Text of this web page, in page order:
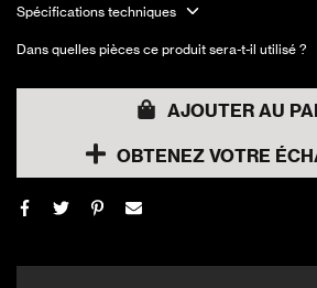
Spécifications techniques
Dans quelles pièces ce produit sera-t-il utilisé ?
AJOUTER AU
OBTENEZ VOTRE